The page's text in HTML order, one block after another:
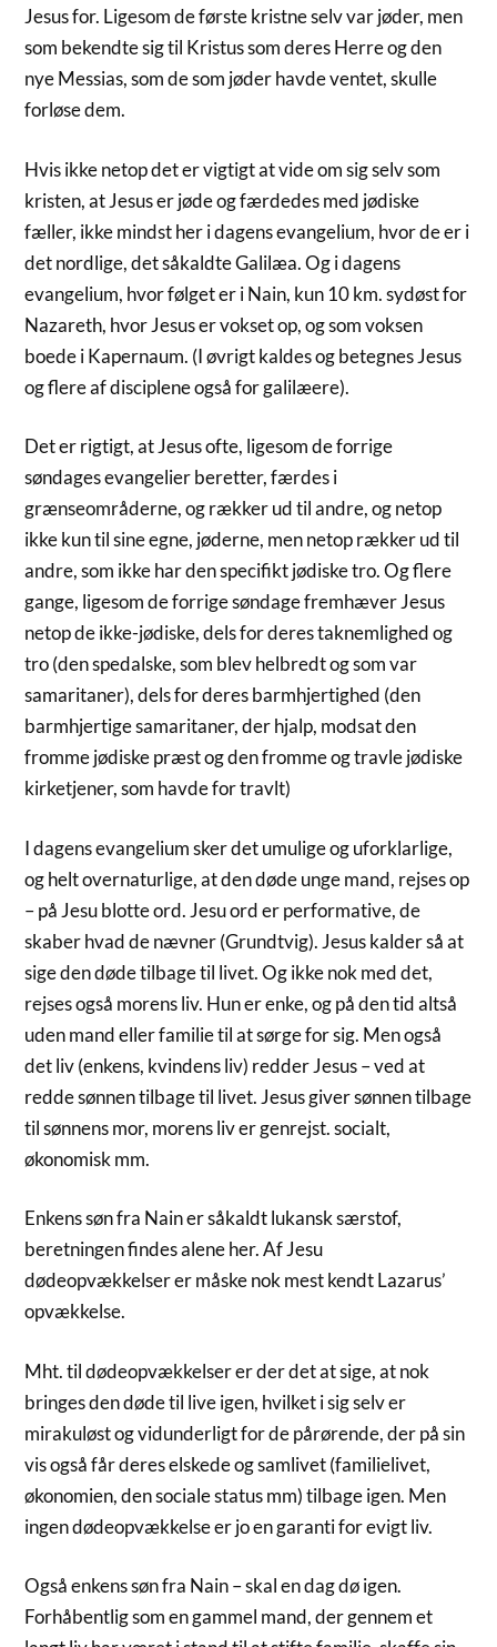
Jesus for. Ligesom de første kristne selv var jøder, men
som bekendte sig til Kristus som deres Herre og den
nye Messias, som de som jøder havde ventet, skulle
forløse dem.
Hvis ikke netop det er vigtigt at vide om sig selv som
kristen, at Jesus er jøde og færdedes med jødiske
fæller, ikke mindst her i dagens evangelium, hvor de er i
det nordlige, det såkaldte Galilæa. Og i dagens
evangelium, hvor følget er i Nain, kun 10 km. sydøst for
Nazareth, hvor Jesus er vokset op, og som voksen
boede i Kapernaum. (I øvrigt kaldes og betegnes Jesus
og flere af disciplene også for galilæere).
Det er rigtigt, at Jesus ofte, ligesom de forrige
søndages evangelier beretter, færdes i
grænseområderne, og rækker ud til andre, og netop
ikke kun til sine egne, jøderne, men netop rækker ud til
andre, som ikke har den specifikt jødiske tro. Og flere
gange, ligesom de forrige søndage fremhæver Jesus
netop de ikke-jødiske, dels for deres taknemlighed og
tro (den spedalske, som blev helbredt og som var
samaritaner), dels for deres barmhjertighed (den
barmhjertige samaritaner, der hjalp, modsat den
fromme jødiske præst og den fromme og travle jødiske
kirketjener, som havde for travlt)
I dagens evangelium sker det umulige og uforklarlige,
og helt overnaturlige, at den døde unge mand, rejses op
– på Jesu blotte ord. Jesu ord er performative, de
skaber hvad de nævner (Grundtvig). Jesus kalder så at
sige den døde tilbage til livet. Og ikke nok med det,
rejses også morens liv. Hun er enke, og på den tid altså
uden mand eller familie til at sørge for sig. Men også
det liv (enkens, kvindens liv) redder Jesus – ved at
redde sønnen tilbage til livet. Jesus giver sønnen tilbage
til sønnens mor, morens liv er genrejst. socialt,
økonomisk mm.
Enkens søn fra Nain er såkaldt lukansk særstof,
beretningen findes alene her. Af Jesu
dødeopvækkelser er måske nok mest kendt Lazarus’
opvækkelse.
Mht. til dødeopvækkelser er der det at sige, at nok
bringes den døde til live igen, hvilket i sig selv er
mirakuløst og vidunderligt for de pårørende, der på sin
vis også får deres elskede og samlivet (familielivet,
økonomien, den sociale status mm) tilbage igen. Men
ingen dødeopvækkelse er jo en garanti for evigt liv.
Også enkens søn fra Nain – skal en dag dø igen.
Forhåbentlig som en gammel mand, der gennem et